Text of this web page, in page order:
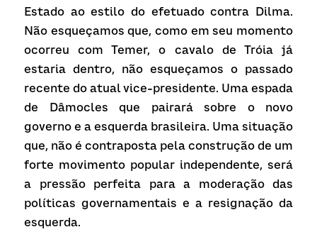
Estado ao estilo do efetuado contra Dilma.
Não esqueçamos que, como em seu momento
ocorreu com Temer, o cavalo de Tróia já
estaria dentro, não esqueçamos o passado
recente do atual vice-presidente. Uma espada
de Dâmocles que pairará sobre o novo
governo e a esquerda brasileira. Uma situação
que, não é contraposta pela construção de um
forte movimento popular independente, será
a pressão perfeita para a moderação das
políticas governamentais e a resignação da
esquerda.